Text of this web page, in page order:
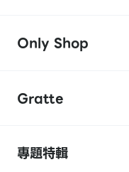
Only Shop
Gratte
專題特輯